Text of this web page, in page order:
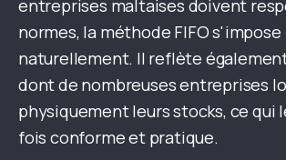
entreprises maltaises doivent
normes, la méthode FIFO s'impose
naturellement. Il reflète
dont de nombreuses entreprises
physiquement leurs stocks, ce qui
fois conforme et pratique.